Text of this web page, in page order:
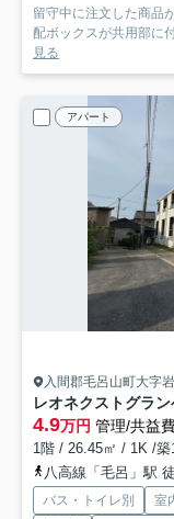
留守中に注文した商品
配ボックスが共用部に
見る
アパート
入間郡毛呂山町大字
レオネクストグラ
4.9万円 管理/共益
1階 / 26.45㎡ / 1K /築
八高線「毛呂」駅
バス・トイレ別 室